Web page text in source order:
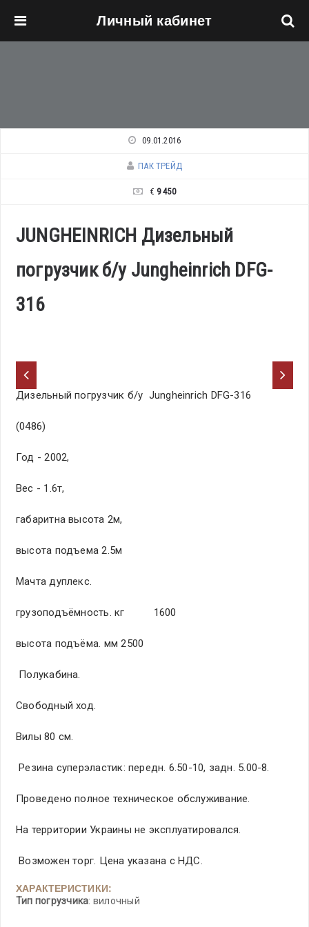
Личный кабинет
09.01.2016
ПАК ТРЕЙД
€ 9 450
JUNGHEINRICH Дизельный
погрузчик б/у Jungheinrich DFG-
316
Дизельный погрузчик б/у Jungheinrich DFG-316
(0486)
Год - 2002,
Вес - 1.6т,
габаритна высота 2м,
высота подъема 2.5м
Мачта дуплекс.
грузоподъёмность. кг 1600
высота подъёма. мм 2500
Полукабина.
Свободный ход.
Вилы 80 см.
Резина суперэластик: передн. 6.50-10, задн. 5.00-8.
Проведено полное техническое обслуживание.
На территории Украины не эксплуатировался.
Возможен торг. Цена указана с НДС.
ХАРАКТЕРИСТИКИ:
Тип погрузчика: вилочный